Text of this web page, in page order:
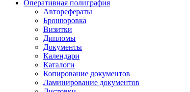
Оперативная полиграфия
Авторефераты
Брошюровка
Визитки
Дипломы
Документы
Календари
Каталоги
Копирование документов
Ламинирование документов